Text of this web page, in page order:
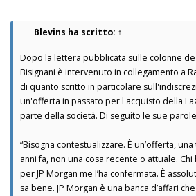
Blevins ha scritto: ↑
Dopo la lettera pubblicata sulle colonne de
Bisignani è intervenuto in collegamento a
di quanto scritto in particolare
un'offerta in passato per l'acquisto della
parte della società. Di seguito le sue
“Bisogna contestualizzare. È un’offerta,
anni fa, non una cosa recente o attuale.
per JP Morgan me l’ha confermata. È
sa bene. JP Morgan è una banca d’affari